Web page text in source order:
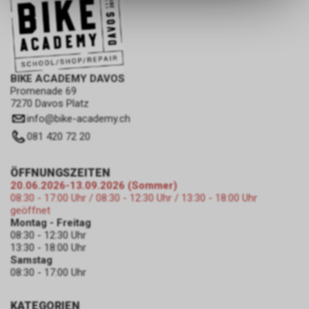
BIKE ACADEMY DAVOS
Promenade 69
7270 Davos Platz
info@bike-academy.ch
081 420 72 20
KATEGORIEN
ÖFFNUNGSZEITEN
20.06.2026-13.09.2026 (Sommer)
08:30 - 17:00 Uhr / 08:30 - 12:30 Uhr / 13:30 - 18:00 Uhr
geöffnet
Montag - Freitag
08:30 - 12:30 Uhr
13:30 - 18:00 Uhr
Samstag
08:30 - 17:00 Uhr
dass die gespeicherten Daten
keinerlei Rückschlüsse auf Ihre
persönlichen Informationen
zulassen.